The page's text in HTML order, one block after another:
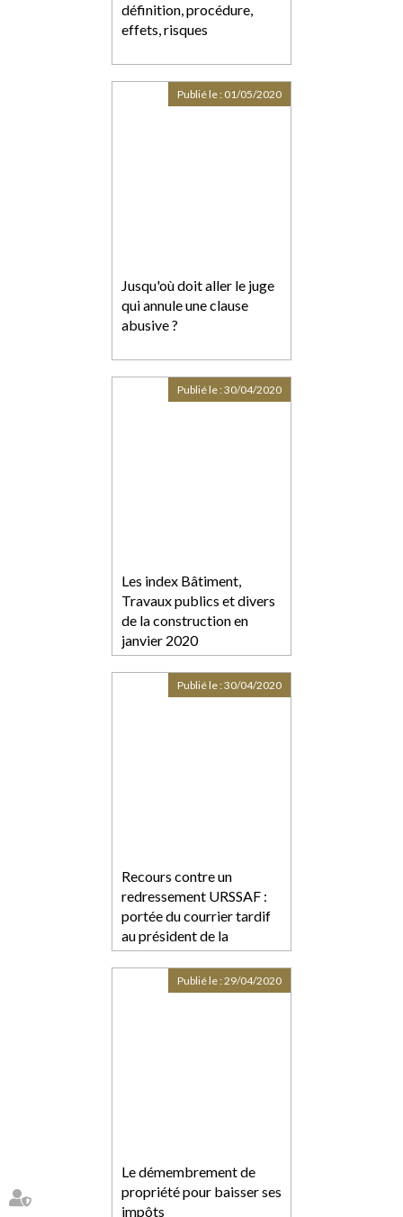
définition, procédure,
effets, risques
Jusqu'où doit aller le juge
qui annule une clause
abusive ?
Publié le : 01/05/2020
Les index Bâtiment,
Travaux publics et divers
de la construction en
janvier 2020
Publié le :30/04/2020
Recours contre un
redressement URSSAF :
portée du courrier tardif
au président de la
commission de recours
Publié le :30/04/2020
Le démembrement de
propriété pour baisser ses
impôts
Publié le :29/04/2020